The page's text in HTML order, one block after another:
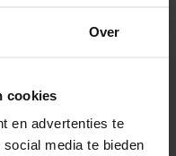
Over
cookies
en advertenties te
media te bieden
ca. 2 weken